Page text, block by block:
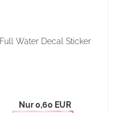
Full Water Decal Sticker
Nur 0,60 EUR